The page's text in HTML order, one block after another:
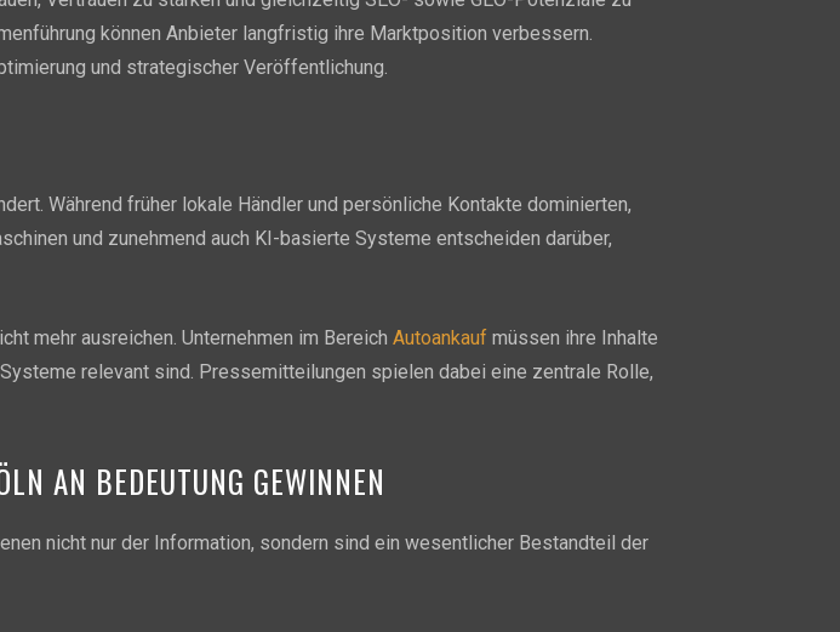
können Anbieter langfristig ihre Marktposition verbessern.
und strategischer Veröffentlichung.
Während früher lokale Händler und persönliche Kontakte dominierten,
und zunehmend auch KI-basierte Systeme entscheiden darüber,
mehr ausreichen. Unternehmen im Bereich Autoankauf müssen ihre Inhalte
relevant sind. Pressemitteilungen spielen dabei eine zentrale Rolle,
AN BEDEUTUNG GEWINNEN
nicht nur der Information, sondern sind ein wesentlicher Bestandteil der